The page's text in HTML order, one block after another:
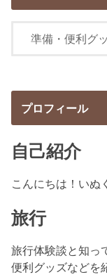
プロフィール
自己紹介
こんにちは！いぬ
旅行
旅行体験談と知っ
便利グッズなどを